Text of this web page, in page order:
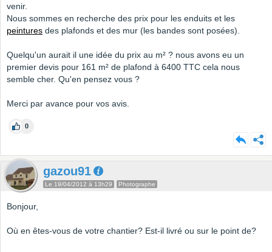
venir.
Nous sommes en recherche des prix pour les enduits et les
peintures des plafonds et des mur (les bandes sont posées).
Quelqu'un aurait il une idée du prix au m² ? nous avons eu un
premier devis pour 161 m² de plafond à 6400 TTC cela nous
semble cher. Qu'en pensez vous ?
Merci par avance pour vos avis.
0
gazou91
Le 19/04/2012 à 13h29 Photographe
Bonjour,
Où en êtes-vous de votre chantier? Est-il livré ou sur le point de?